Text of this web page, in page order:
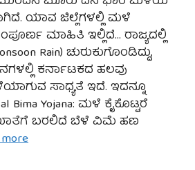
ಯಾವ ಜಿಲ್ಲೆಗಳಲ್ಲಿ ಮಳೆ
ಮಾಹಿತಿ ಇಲ್ಲಿದೆ… ರಾಜ್ಯದಲ್ಲಿ
Rain) ಚುರುಕುಗೊಂಡಿದ್ದು,
ಕರ್ನಾಟಕದ ಹಲವು
ಸಾಧ್ಯತೆ ಇದೆ. ಇದನ್ನೂ
Bima Yojana: ಮಳೆ ಕೈಕೊಟ್ಟರೆ
ಬರಲಿದೆ ಬೆಳೆ ವಿಮೆ ಹಣ